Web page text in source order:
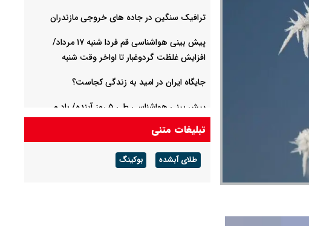
ترافیک سنگین در جاده های خروجی مازندران
پیش بینی هواشناسی قم فردا شنبه ۱۷ مرداد/
افزایش غلظت گردوغبار تا اواخر وقت شنبه
جایگاه ایران در امید به زندگی کجاست؟
پیش بینی هواشناسی طی ۵ روز آینده/ باد و
گردوخاک در بخش‌هایی از کشور
پیش بینی هوای مشهد فردا شنبه ۱۷ مرداد/ افزایش
دما از روز سه شنبه
تبلیغات متنی
طلای آبشده بوکینگ